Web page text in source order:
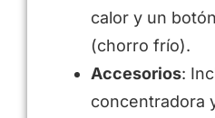
calor y un
(chorro frío).
Accesorios:
concentradora